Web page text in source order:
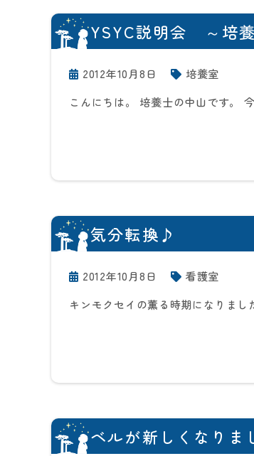
YSYC説明会 ～培
2012年10月8日
培養室
こんにちは。 培養士の中山です。
気分転換♪
2012年10月8日
看護室
キンモクセイの薫る時期になりま
ベルが新しくなりま